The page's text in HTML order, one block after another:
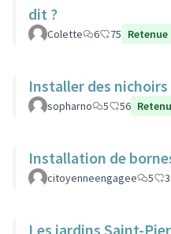
dit ?
Colette 6 75 Retenue
Installer des
sopharno 5 56
Installation de
citoyenneengagee 5
Les jardins Saint-